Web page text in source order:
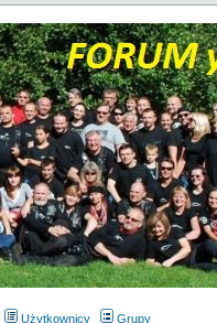
Użytkownicy
Grupy